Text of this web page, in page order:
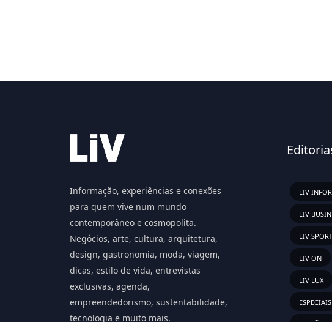
Informação, experiências e conexões
para quem vive num mundo
contemporâneo e cosmopolita.
Negócios, arte, cultura, arquitetura,
design, gastronomia, moda, viagem,
dicas, estilo de vida, entrevistas
exclusivas, agenda,
empreendedorismo, sustentabilidade,
tecnologia e muito mais.
LIV
LIV
LIV
LIV ON
LIV LUX